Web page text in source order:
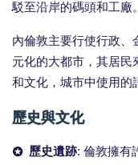
駁至沿岸的碼頭和工廠
內倫敦主要行使行政、
元化的大都市，其居民
和文化，城市中使用的
歷史與文化
歷史遺跡: 倫敦擁有